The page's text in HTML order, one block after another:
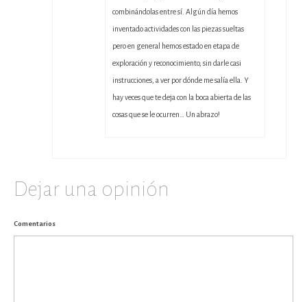
combinándolas entre sí. Algún día hemos
inventado actividades con las piezas sueltas
pero en general hemos estado en etapa de
exploración y reconocimiento, sin darle casi
instrucciones, a ver por dónde me salía ella. Y
hay veces que te deja con la boca abierta de las
cosas que se le ocurren… Un abrazo!
Dejar una opinión
Comentarios